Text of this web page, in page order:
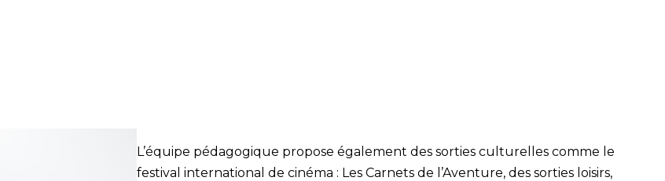
L’équipe pédagogique propose également des sorties culturelles comme le
festival international de cinéma : Les Carnets de l’Aventure, des sorties loisirs,